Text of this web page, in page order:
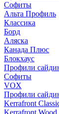
Софиты
Альта Профиль
Классика
Борд
Аляска
Канада Плюс
Блокхаус
Профили
Софиты
VOX
Профили
Kerrafront
Kerrafront Wood